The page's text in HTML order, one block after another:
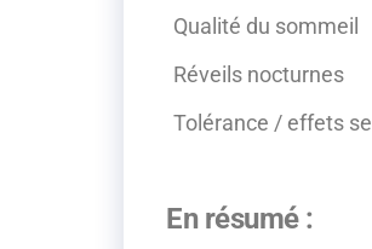
Qualité du sommeil
Réveils nocturnes
Tolérance / effets
En résumé :